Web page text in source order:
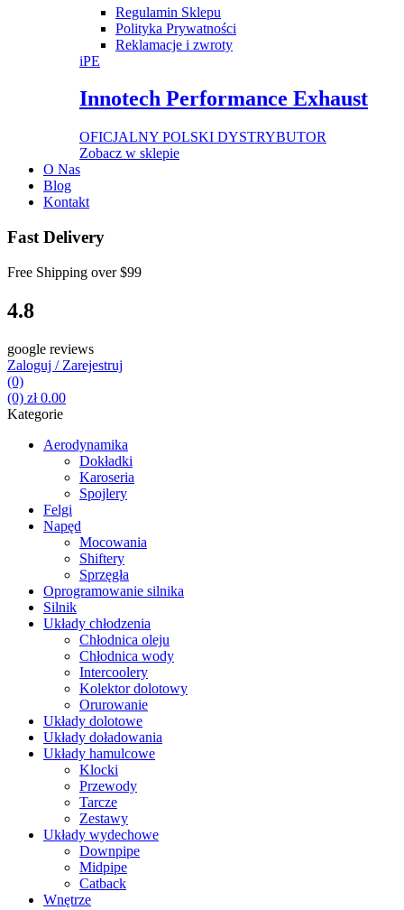
Regulamin Sklepu
Polityka Prywatności
Reklamacje i zwroty
iPE
Innotech Performance Exhaust
OFICJALNY POLSKI DYSTRYBUTOR
Zobacz w sklepie
O Nas
Blog
Kontakt
Fast Delivery
Free Shipping over$99
4.8
google reviews
Zaloguj / Zarejestruj
(0)
(0) zł0.00
Kategorie
Aerodynamika
Dokładki
Karoseria
Spojlery
Felgi
Napęd
Mocowania
Shiftery
Sprzęgła
Oprogramowanie silnika
Silnik
Układy chłodzenia
Chłodnica oleju
Chłodnica wody
Intercoolery
Kolektor dolotowy
Orurowanie
Układy dolotowe
Układy doładowania
Układy hamulcowe
Klocki
Przewody
Tarcze
Zestawy
Układy wydechowe
Downpipe
Midpipe
Catback
Wnętrze